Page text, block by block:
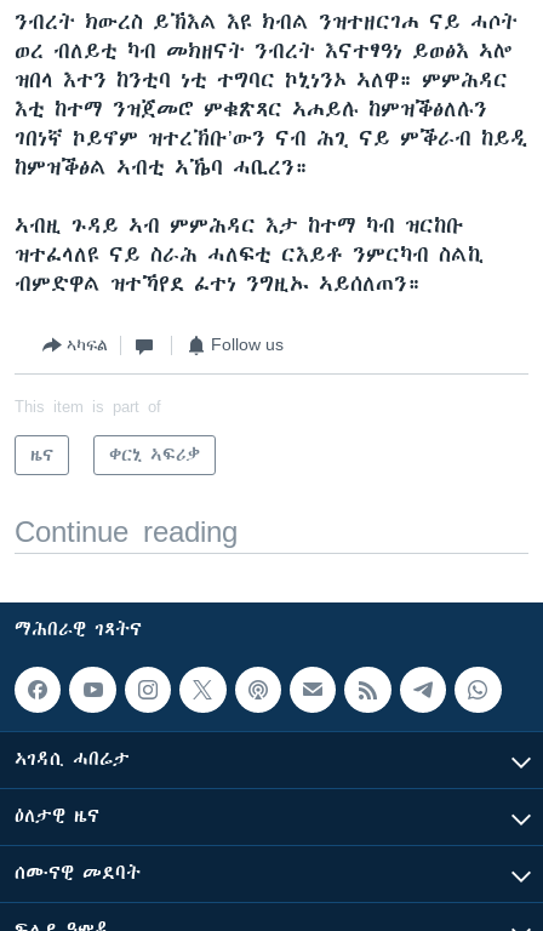
ንብረት ክውረስ ይኽእል እዩ ክብል ንዝተዘርገሐ ናይ ሓሶት
ወረ ብለይቲ ካብ መክዘናት ንብረት እናተፃዓነ ይወፅእ ኣሎ
ዝበላ እተን ከንቲባ ነቲ ተግባር ኮኒነንኦ ኣለዋ። ምምሕዳር
እቲ ከተማ ንዝጀመሮ ምቁጽጻር ኣሐይሉ ከምዝቕፅለሉን
ገበነኛ ኮይኖም ዝተረኽቡ’ውን ናብ ሕጊ ናይ ምቕራብ ከይዲ
ከምዝቕፅል ኣብቲ ኣኼባ ሓቢረን።
ኣብዚ ጉዳይ ኣብ ምምሕዳር እታ ከተማ ካብ ዝርከቡ
ዝተፈላለዩ ናይ ስራሕ ሓለፍቲ ርእይቶ ንምርካብ ስልኪ
ብምድዋል ዝተኻየደ ፈተነ ንግዚኡ ኣይሰለጠን።
ኣካፍል Follow us
This item is part of
ዜና ቀርኒ ኣፍሪቃ
Continue reading
ማሕበራዊ ገጻትና
ኣገዳሲ ሓበሬታ
ዕለታዊ ዜና
ሰሙናዊ መደባት